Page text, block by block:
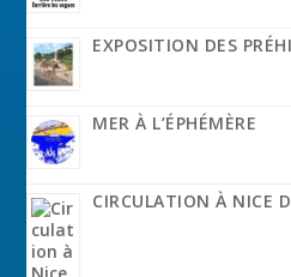
EXPOSITION DES
MER À L’ÉPHÉMÈRE
CIRCULATION À NICE